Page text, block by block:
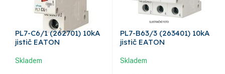
PL7-C6/1 (262701) 10kA
jistič EATON
Skladem
PL7-B63/3 (263401) 10kA
jistič EATON
Skladem